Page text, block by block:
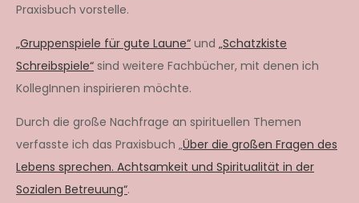
Praxisbuch vorstelle.
„Gruppenspiele für gute Laune“ und „Schatzkiste
Schreibspiele“ sind weitere Fachbücher, mit denen ich
KollegInnen inspirieren möchte.
Durch die große Nachfrage an spirituellen Themen
verfasste ich das Praxisbuch „Über die großen Fragen des
Lebens sprechen. Achtsamkeit und Spiritualität in der
Sozialen Betreuung“.